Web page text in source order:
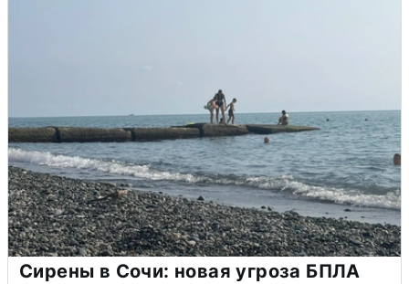
Сирены в Сочи: новая угроза БПЛА